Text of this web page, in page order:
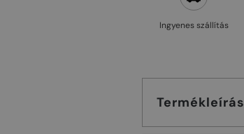
Ingyenes szállítás
Termékleírás